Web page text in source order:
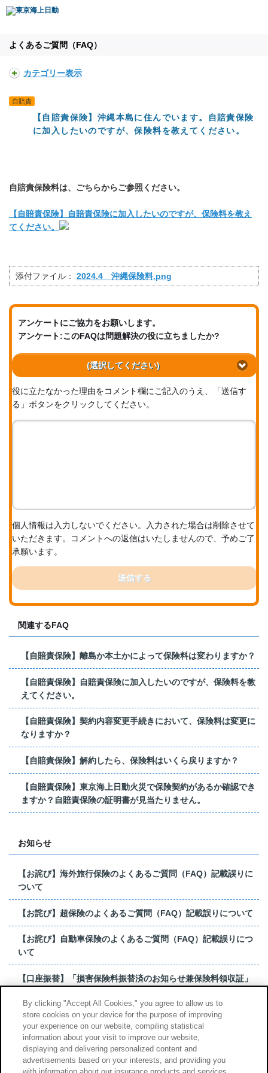
よくあるご質問（FAQ）
カテゴリー表示
自賠責
【自賠責保険】沖縄本島に住んでいます。自賠責保険
に加入したいのですが、保険料を教えてください。
自賠責保険料は、ごちらからご参照ください。
【自賠責保険】自賠責保険に加入したいのですが、保険料を教え
てください。
添付ファイル： 2024.4 沖縄保険料.png
アンケートにご協力をお願いします。
アンケート:このFAQは問題解決の役に立ちましたか?
(選択してください)
役に立たなかった理由をコメント欄にご記入のうえ、「送信す
る」ボタンをクリックしてください。
個人情報は入力しないでください。入力された場合は削除させて
いただきます。コメントへの返信はいたしませんので、予めご了
承願います。
送信する
関連するFAQ
【自賠責保険】離島か本土かによって保険料は変わりますか？
【自賠責保険】自賠責保険に加入したいのですが、保険料を教
えてください。
【自賠責保険】契約内容変更手続きにおいて、保険料は変更に
なりますか？
【自賠責保険】解約したら、保険料はいくら戻りますか？
【自賠責保険】東京海上日動火災で保険契約があるか確認でき
ますか？自賠責保険の証明書が見当たりません。
お知らせ
【お詫び】海外旅行保険のよくあるご質問（FAQ）記載誤りに
ついて
【お詫び】超保険のよくあるご質問（FAQ）記載誤りについて
【お詫び】自動車保険のよくあるご質問（FAQ）記載誤りにつ
いて
【口座振替】「損害保険料振替済のお知らせ兼保険料領収証」
【お詫び】超保険のよくあるご質問（FAQ）記載誤りについて
もっと見る
By clicking "Accept All Cookies," you agree to allow us to
store cookies on your device for the purpose of improving
your experience on our website, compiling statistical
information about your visit to improve our website,
displaying and delivering personalized content and
advertisements based on your interests, and providing you